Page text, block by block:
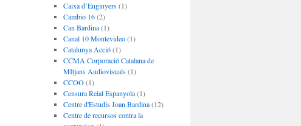
Caixa d’Enginyers(1)
Cambio 16(2)
Can Bardina(1)
Canal 10 Montevideo(1)
Catalunya Acció(1)
CCMA Corporació Catalana de
MItjans Audiovisuals(1)
CCOO(1)
Censura Reial Espanyola(1)
Centre d'Estudis Joan Bardina(12)
Centre de recursos contra la